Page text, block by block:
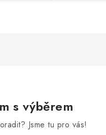
s výběrem
Jsme tu pro vás!